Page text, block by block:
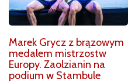
Marek Grycz z brązowym
medalem mistrzostw
Europy. Zaolzianin na
podium w Stambule